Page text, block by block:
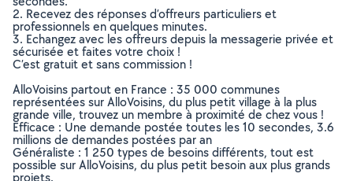
2. Recevez des réponses d’offreurs particuliers et
professionnels en quelques minutes.
3. Echangez avec les offreurs depuis la messagerie privée et
sécurisée et faites votre choix !
C’est gratuit et sans commission !
AlloVoisins partout en France : 35 000 communes
représentées sur AlloVoisins, du plus petit village à la plus
grande ville, trouvez un membre à proximité de chez vous !
Efficace : Une demande postée toutes les 10 secondes, 3.6
millions de demandes postées par an
Généraliste : 1 250 types de besoins différents, tout est
possible sur AlloVoisins, du plus petit besoin aux plus grands
projets.